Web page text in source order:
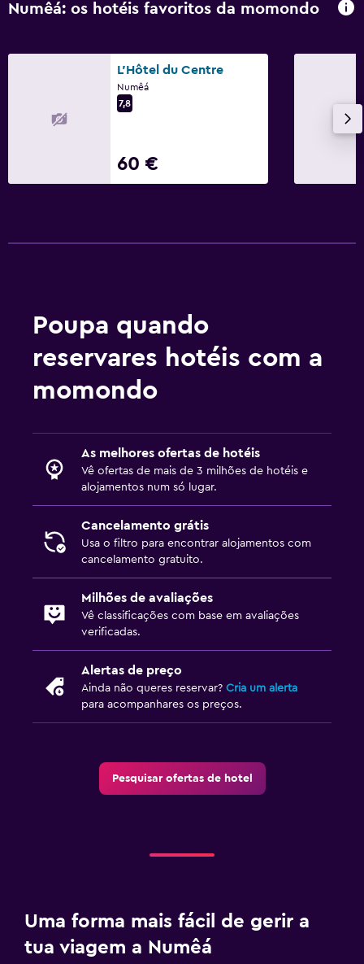
Numêá: os hotéis favoritos da momondo
L'Hôtel du Centre
Numêá
7,8
60 €
Poupa quando
reservares hotéis com a
momondo
As melhores ofertas de hotéis
Vê ofertas de mais de 3 milhões de hotéis e
alojamentos num só lugar.
Cancelamento grátis
Usa o filtro para encontrar alojamentos com
cancelamento gratuito.
Milhões de avaliações
Vê classificações com base em avaliações
verificadas.
Alertas de preço
Ainda não queres reservar? Cria um alerta
para acompanhares os preços.
Pesquisar ofertas de hotel
Uma forma mais fácil de gerir a
tua viagem a Numêá